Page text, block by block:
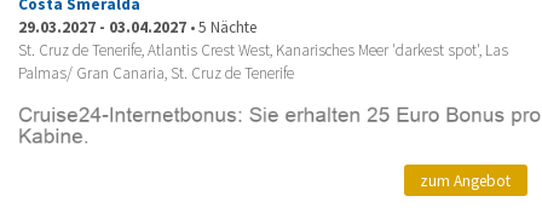
Costa Smeralda
29.03.2027 - 03.04.2027 •5 Nächte
St. Cruz de Tenerife, Atlantis Crest West, Kanarisches Meer 'darkest spot', Las
Palmas/ Gran Canaria, St. Cruz de Tenerife
zum Angebot